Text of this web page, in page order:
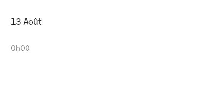
13 Août
0h00